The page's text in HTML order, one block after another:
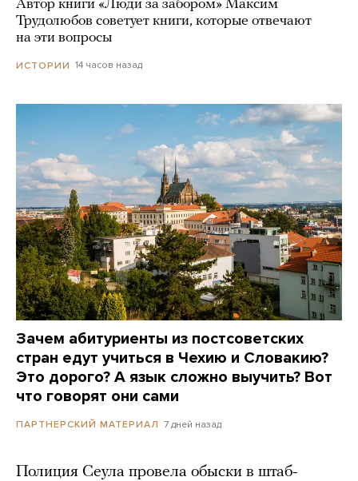
Автор книги «Люди за забором» Максим
Трудолюбов советует книги, которые отвечают
на эти вопросы
ИСТОРИИ 14 часов назад
Зачем абитуриенты из постсоветских
стран едут учиться в Чехию и Словакию?
Это дорого? А язык сложно выучить? Вот
что говорят они сами
ПАРТНЕРСКИЙ МАТЕРИАЛ 7 дней назад
Полиция Сеула провела обыски в штаб-